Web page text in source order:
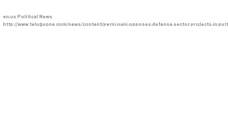
en-usPolitical News
http://www.teluguone.com/news/content/perni-nani-opposes-defense-sector-projects-in-